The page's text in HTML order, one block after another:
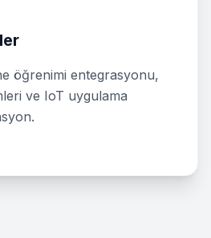
öğrenimi entegrasyonu,
ve IoT uygulama